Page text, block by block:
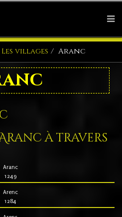
Les villages Aranc
à travers
Aranc
1249
Arenc
1284